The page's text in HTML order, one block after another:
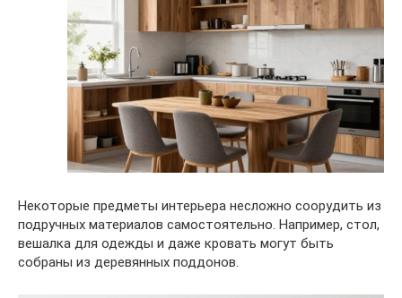
Некоторые предметы интерьера несложно соорудить из
подручных материалов самостоятельно. Например, стол,
вешалка для одежды и даже кровать могут быть
собраны из деревянных поддонов.